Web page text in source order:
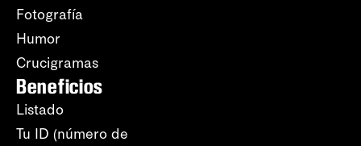
Fotografía
Humor
Crucigramas
Beneficios
Listado
Tu ID (número de